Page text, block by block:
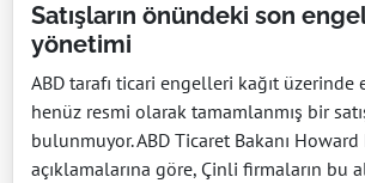
Satışların önündeki son
yönetimi
ABD tarafı ticari engelleri kağıt üzerinde
henüz resmi olarak tamamlanmış bir
bulunmuyor. ABD Ticaret Bakanı Howard
açıklamalarına göre, Çinli firmaların bu